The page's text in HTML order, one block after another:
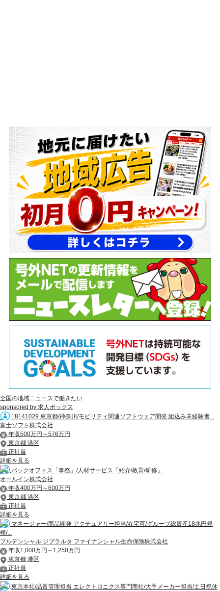
全国の地域ニュースで働きたい
sponsored by 求人ボックス
18141029 東京都/神奈川/モビリティ関連ソフトウェア開発 組込み未経験者...
富士ソフト株式会社
年収500万円～576万円
東京都 港区
正社員
詳細を見る
バックオフィス「事務」/人材サービス「紹介/教育/研修」
オールイン株式会社
年収400万円～600万円
東京都 港区
正社員
詳細を見る
マネージャー/商品開発 アクチュアリー担当/在宅可/グループ総資産18兆円規
模/...
プルデンシャル ジブラルタ ファイナンシャル生命保険株式会社
年収1,000万円～1,250万円
東京都 港区
正社員
詳細を見る
東京本社/品質管理担当 エレクトロニクス専門商社/大手メーカー担当/土日祝休